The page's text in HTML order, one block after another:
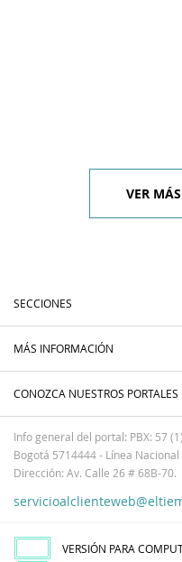
VER
SECCIONES
MÁS INFORMACIÓN
CONOZCA NUESTROS PORTALES
Info general del portal: PBX: 57
Bogotá 5714444 - Línea
Dirección: Av. Calle 26 # 68B-70.
VERSIÓN PARA